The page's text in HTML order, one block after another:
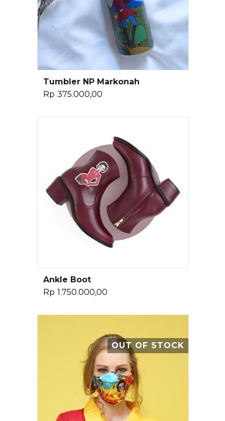
Pilih Opsi
Tumbler NP Markonah
Rp 375.000,00
Pilih Opsi
Ankle Boot
Rp 1.750.000,00
OUT OF STOCK